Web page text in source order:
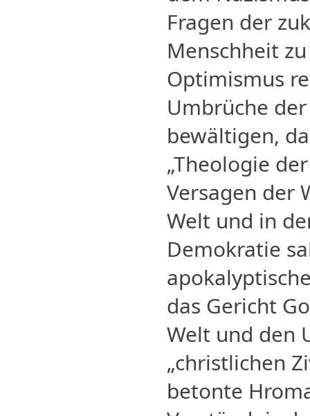
Fragen der
Menschheit
Optimismus
Umbrüche
bewältigen,
„Theologie
Versagen der
Welt und in
Demokratie
das Gericht
Welt und den
„christlichen
betonte